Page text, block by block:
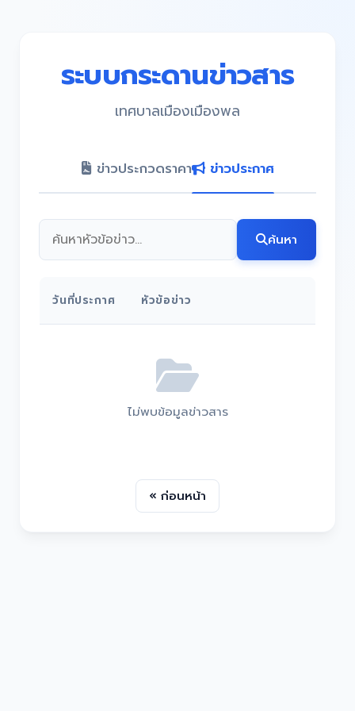
ระบบกระดานข่าวสาร
เทศบาลเมืองเมืองพล
ข่าวประกวดราคา ข่าวประกาศ
ค้นหา
วันที่ประกาศ หัวข้อข่าว
ไม่พบข้อมูลข่าวสาร
« ก่อนหน้า